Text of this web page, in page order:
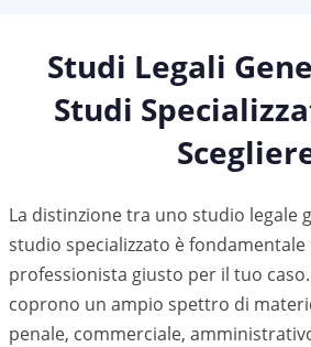
Studi Legali
Studi
La distinzione tra uno studio legale
studio specializzato è fondamentale
professionista giusto per il tuo
coprono un ampio spettro di
penale, commerciale,